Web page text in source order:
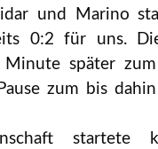
und Marino
0:2 für uns.
später zum
zum bis
startete